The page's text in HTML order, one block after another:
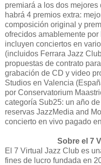
premiará a los dos
habrá 4 premios extra:
composición original y
ofrecidos amablemente
incluyen conciertos en
(incluidos Ferrara Jazz
propuestas de contrato
grabación de CD y video
Studios en Valencia
por Conservatorium
categoría Sub25: un año
reservas JazzMedia and
concierto en vivo pagado
Sobre el 7
El 7 Virtual Jazz Club es
fines de lucro fundada en